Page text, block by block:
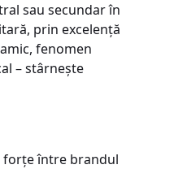
sau secundar în
prin excelență
fenomen
– stârnește
forțe între brandul